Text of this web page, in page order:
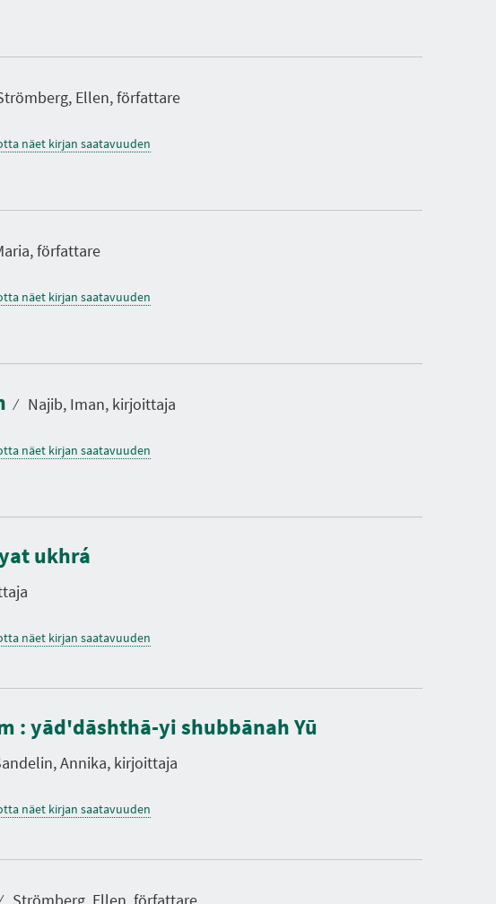
Ellen, författare
näet kirjan saatavuuden
författare
näet kirjan saatavuuden
⁄ Najib, Iman, kirjoittaja
näet kirjan saatavuuden
ukhrá
näet kirjan saatavuuden
: yād'dāshthā-yi shubbānah Yū
Annika, kirjoittaja
näet kirjan saatavuuden